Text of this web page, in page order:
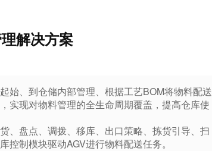
解决方案
始、到仓储内部管理、根据工艺BOM将物料配送
实现对物料管理的全生命周期覆盖，提高仓库使
、盘点、调拨、移库、出口策略、拣货引导、扫
控制模块驱动AGV进行物料配送任务。